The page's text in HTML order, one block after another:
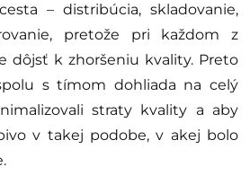
– distribúcia, skladovanie,
pretože pri každom z
dôjsť k zhoršeniu kvality. Preto
s tímom dohliada na celý
straty kvality a aby
v takej podobe, v akej bolo